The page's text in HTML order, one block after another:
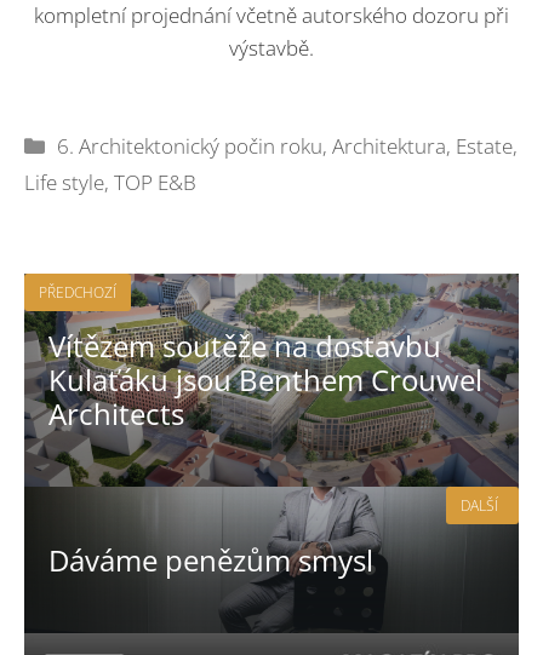
kompletní projednání včetně autorského dozoru při
výstavbě.
Rubriky
6. Architektonický počin roku,Architektura, Estate,
Life style, TOP E&B
PŘEDCHOZÍ
Vítězem soutěže na dostavbu
Kulaťáku jsou Benthem Crouwel
Architects
Dáváme penězům smysl
DALŠÍ